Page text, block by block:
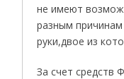
не имеют
разным
руки,двое из
За счет средств